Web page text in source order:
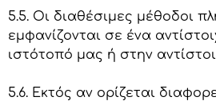
5.5. Οι διαθέσιμες μέθοδοι
εμφανίζονται σε ένα
ιστότοπό μας ή στην
5.6. Εκτός αν ορίζεται